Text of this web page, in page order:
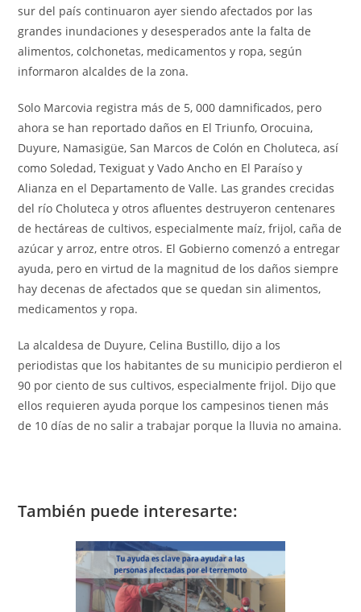
sur del país continuaron ayer siendo afectados por las
grandes inundaciones y desesperados ante la falta de
alimentos, colchonetas, medicamentos y ropa, según
informaron alcaldes de la zona.
Solo Marcovia registra más de 5, 000 damnificados, pero
ahora se han reportado daños en El Triunfo, Orocuina,
Duyure, Namasigüe, San Marcos de Colón en Choluteca, así
como Soledad, Texiguat y Vado Ancho en El Paraíso y
Alianza en el Departamento de Valle. Las grandes crecidas
del río Choluteca y otros afluentes destruyeron centenares
de hectáreas de cultivos, especialmente maíz, frijol, caña de
azúcar y arroz, entre otros. El Gobierno comenzó a entregar
ayuda, pero en virtud de la magnitud de los daños siempre
hay decenas de afectados que se quedan sin alimentos,
medicamentos y ropa.
La alcaldesa de Duyure, Celina Bustillo, dijo a los
periodistas que los habitantes de su municipio perdieron el
90 por ciento de sus cultivos, especialmente frijol. Dijo que
ellos requieren ayuda porque los campesinos tienen más
de 10 días de no salir a trabajar porque la lluvia no amaina.
También puede interesarte: